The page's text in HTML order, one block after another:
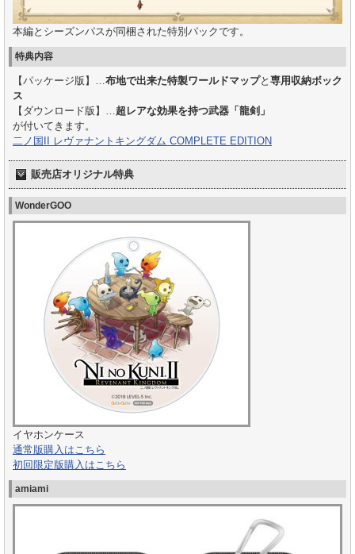
本編とシーズンパスが同梱された特別パックです。
特典内容
【パッケージ版】… 布地で出来た特製ワールドマップと 専用収納ボック
ス
【ダウンロード版】… 超レアな効果を持つ武器「龍剣」
が付いてきます。
二ノ国II レヴァナントキングダム COMPLETE EDITION
販売店オリジナル特典
WonderGOO
イヤホンケース
通常版購入はこちら
初回限定版購入はこちら
amiami